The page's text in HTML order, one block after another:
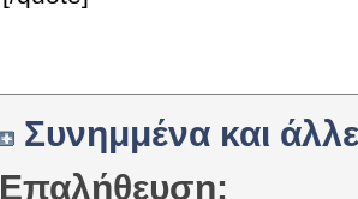
Συνημμένα και
Επαλήθευση: